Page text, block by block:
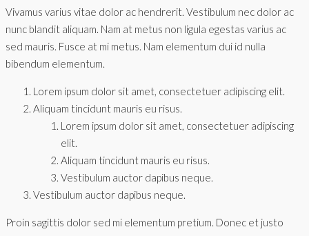
Vivamus varius vitae dolor ac hendrerit. Vestibulum nec dolor ac
nunc blandit aliquam. Nam at metus non ligula egestas varius ac
sed mauris. Fusce at mi metus. Nam elementum dui id nulla
bibendum elementum.
Lorem ipsum dolor sit amet, consectetuer adipiscing elit.
Aliquam tincidunt mauris eu risus.
Lorem ipsum dolor sit amet, consectetuer adipiscing
elit.
Aliquam tincidunt mauris eu risus.
Vestibulum auctor dapibus neque.
Vestibulum auctor dapibus neque.
Proin sagittis dolor sed mi elementum pretium. Donec et justo